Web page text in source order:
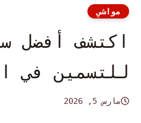
مواشي
اكتشف أفضل
للتسمين في
مارس 5, 2026